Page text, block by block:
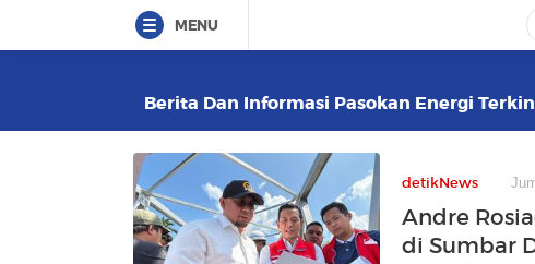
MENU
Berita Dan Informasi Pasokan Energi
detikNews
Andre
di Sumbar